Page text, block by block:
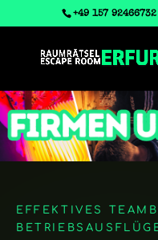
‭+49 157 92466732
EFFEKTIVES